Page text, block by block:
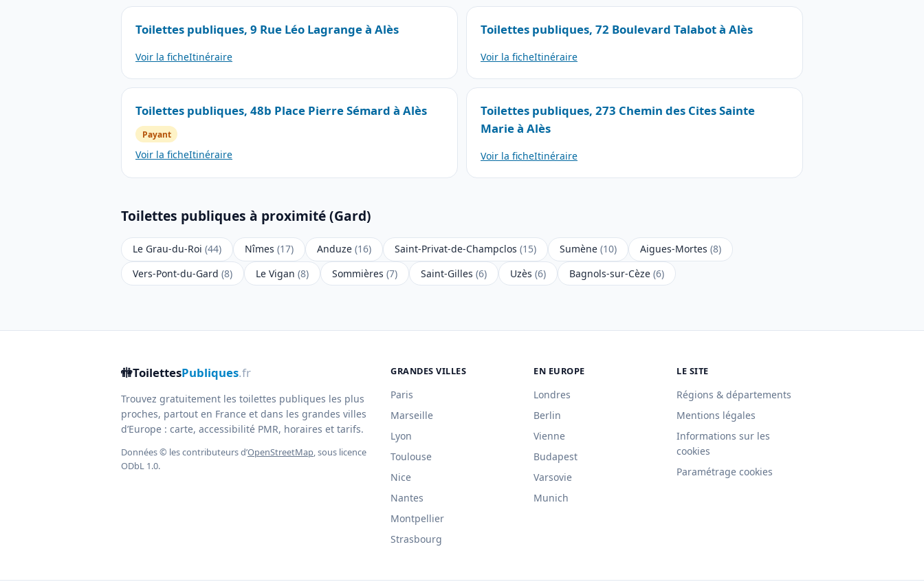
Toilettes publiques, 9 Rue Léo Lagrange à Alès
Voir la ficheItinéraire
Toilettes publiques, 72 Boulevard Talabot à Alès
Voir la ficheItinéraire
Toilettes publiques, 48b Place Pierre Sémard à Alès
Payant
Voir la ficheItinéraire
Toilettes publiques, 273 Chemin des Cites Sainte
Marie à Alès
Voir la ficheItinéraire
Toilettes publiques à proximité (Gard)
Le Grau-du-Roi (44) Nîmes (17) Anduze (16) Saint-Privat-de-Champclos (15) Sumène (10) Aigues-Mortes (8)
Vers-Pont-du-Gard (8) Le Vigan (8) Sommières (7) Saint-Gilles (6) Uzès (6) Bagnols-sur-Cèze (6)
🚻ToilettesPubliques.fr
Trouvez gratuitement les toilettes publiques les plus
proches, partout en France et dans les grandes villes
d’Europe : carte, accessibilité PMR, horaires et tarifs.
Données © les contributeurs d’OpenStreetMap, sous licence
ODbL 1.0.
GRANDES VILLES
Paris
Marseille
Lyon
Toulouse
Nice
Nantes
Montpellier
Strasbourg
EN EUROPE
Londres
Berlin
Vienne
Budapest
Varsovie
Munich
LE SITE
Régions & départements
Mentions légales
Informations sur les
cookies
Paramétrage cookies